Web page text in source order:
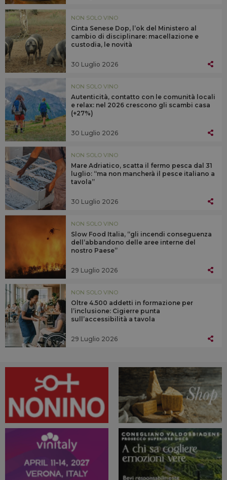
NON SOLO VINO
Cinta Senese Dop, l’ok del Ministero al
cambio di disciplinare: macellazione e
custodia, le novità
30 Luglio 2026
NON SOLO VINO
Autenticità, contatto con le comunità locali
e relax: nel 2026 crescono gli scambi casa
(+27%)
30 Luglio 2026
NON SOLO VINO
Mare Adriatico, scatta il fermo pesca dal 31
luglio: “ma non mancherà il pesce italiano a
tavola”
30 Luglio 2026
NON SOLO VINO
Slow Food Italia, “gli incendi conseguenza
dell’abbandono delle aree interne del
nostro Paese”
29 Luglio 2026
NON SOLO VINO
Oltre 4.500 addetti in formazione per
l’inclusione: Cigierre punta
sull’accessibilità a tavola
29 Luglio 2026